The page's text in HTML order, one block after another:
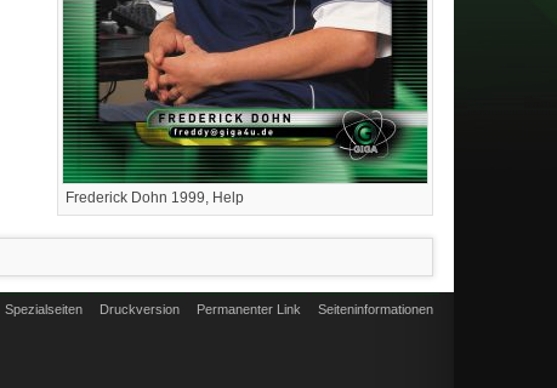
Frederick Dohn 1999, Help
Spezialseiten Druckversion Permanenter Link Seiten­informationen